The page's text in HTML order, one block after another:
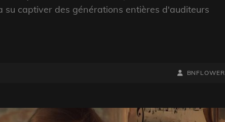
captiver des générations entières d'auditeurs
BY
BYLINE
BNFLOWER